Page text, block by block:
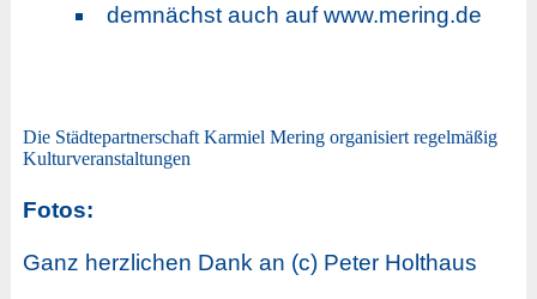
demnächst auch auf www.mering.de
Die Städtepartnerschaft Karmiel Mering organisiert regelmäßig
Kulturveranstaltungen
Fotos:
Ganz herzlichen Dank an (c) Peter Holthaus